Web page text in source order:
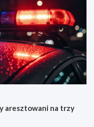
aresztowani na trzy